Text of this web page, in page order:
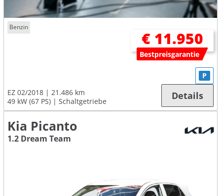
Benzin
€ 11.950
Bestpreisgarantie
EZ 02/2018
21.486 km
49 kW (67 PS)
Schaltgetriebe
P
Details
Kia Picanto
1.2 Dream Team